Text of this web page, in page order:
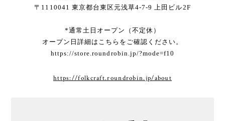
〒1110041 東京都台東区元浅草4-7-9 上田ビル2F
*通常土日オープン（不定休）
オープン日詳細はこちらをご確認ください。
https://store.roundrobin.jp/?mode=f10
https://folkcraft.roundrobin.jp/about